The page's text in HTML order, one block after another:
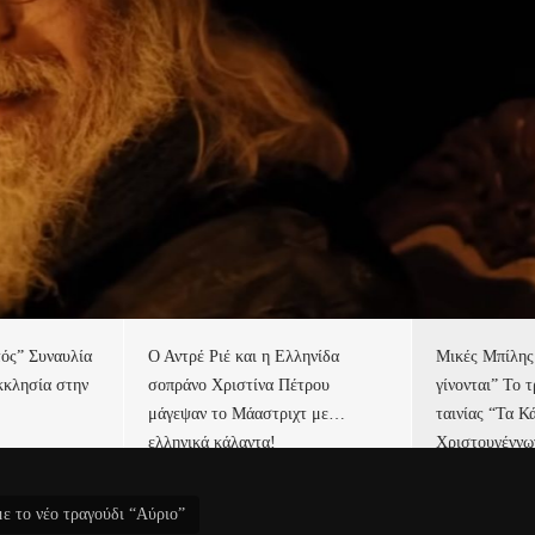
η Ελληνίδα
Πέτρου
με…
Μικές Μπίλης “Εκεί που όλα
γίνονται” Το τραγούδι τίτλων της
ταινίας “Τα Κάλαντα των
Χριστουγέννων”
στο
το νέο τραγούδι “Αύριο”